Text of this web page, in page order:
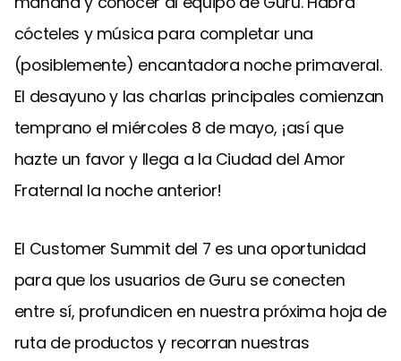
cócteles y música para completar una
(posiblemente) encantadora noche primaveral.
El desayuno y las charlas principales comienzan
temprano el miércoles 8 de mayo, ¡así que
hazte un favor y llega a la Ciudad del Amor
Fraternal la noche anterior!
El Customer Summit del 7 es una oportunidad
para que los usuarios de Guru se conecten
entre sí, profundicen en nuestra próxima hoja de
ruta de productos y recorran nuestras